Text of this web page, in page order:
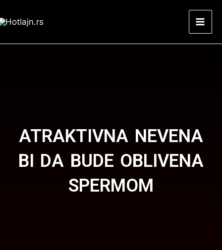
to
ATRAKTIVNA NEVENA
BI DA BUDE OBLIVENA
SPERMOM